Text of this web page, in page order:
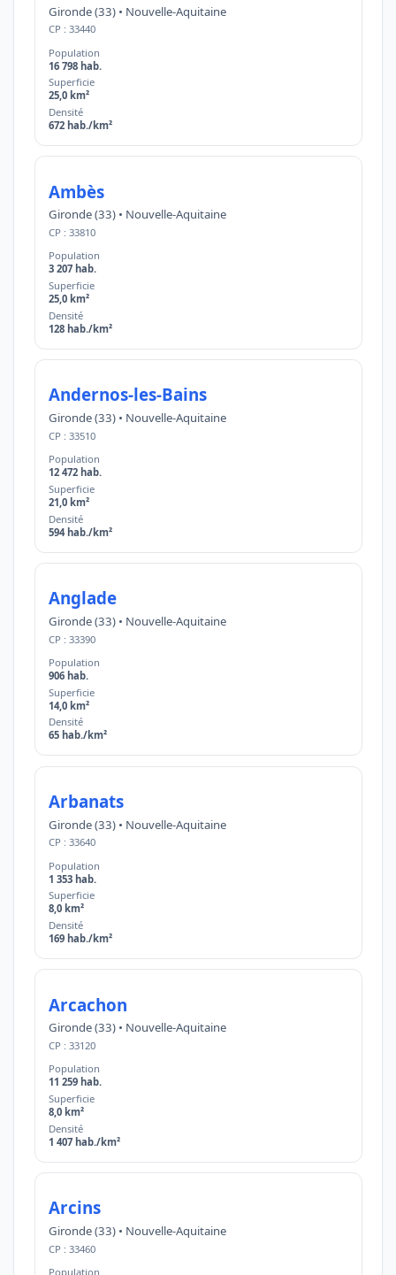
Gironde (33) • Nouvelle-Aquitaine
CP : 33440
Population
16 798 hab.
Superficie
25,0 km²
Densité
672 hab./km²
Ambès
Gironde (33) • Nouvelle-Aquitaine
CP : 33810
Population
3 207 hab.
Superficie
25,0 km²
Densité
128 hab./km²
Andernos-les-Bains
Gironde (33) • Nouvelle-Aquitaine
CP : 33510
Population
12 472 hab.
Superficie
21,0 km²
Densité
594 hab./km²
Anglade
Gironde (33) • Nouvelle-Aquitaine
CP : 33390
Population
906 hab.
Superficie
14,0 km²
Densité
65 hab./km²
Arbanats
Gironde (33) • Nouvelle-Aquitaine
CP : 33640
Population
1 353 hab.
Superficie
8,0 km²
Densité
169 hab./km²
Arcachon
Gironde (33) • Nouvelle-Aquitaine
CP : 33120
Population
11 259 hab.
Superficie
8,0 km²
Densité
1 407 hab./km²
Arcins
Gironde (33) • Nouvelle-Aquitaine
CP : 33460
Population